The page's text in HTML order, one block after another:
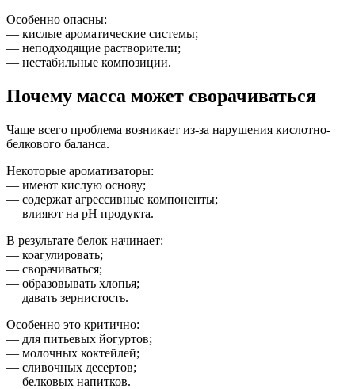
Особенно опасны:
— кислые ароматические системы;
— неподходящие растворители;
— нестабильные композиции.
Почему масса может сворачиваться
Чаще всего проблема возникает из-за нарушения кислотно-
белкового баланса.
Некоторые ароматизаторы:
— имеют кислую основу;
— содержат агрессивные компоненты;
— влияют на pH продукта.
В результате белок начинает:
— коагулировать;
— сворачиваться;
— образовывать хлопья;
— давать зернистость.
Особенно это критично:
— для питьевых йогуртов;
— молочных коктейлей;
— сливочных десертов;
— белковых напитков.